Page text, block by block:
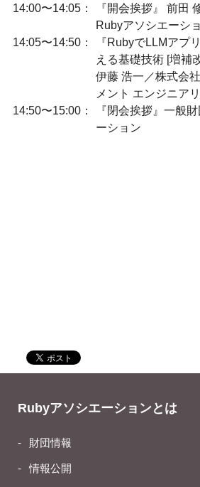
14:00〜14:05：
『開会挨拶』 前田
Rubyアソシエーシ
14:05〜14:50：
『RubyでLLMアプ
える基礎技術 [増補
伊藤 浩一／株式会
メント エンジニア
14:50〜15:00：
『閉会挨拶』一般
ーション
Rubyアソシエーションとは
財団情報
情報公開